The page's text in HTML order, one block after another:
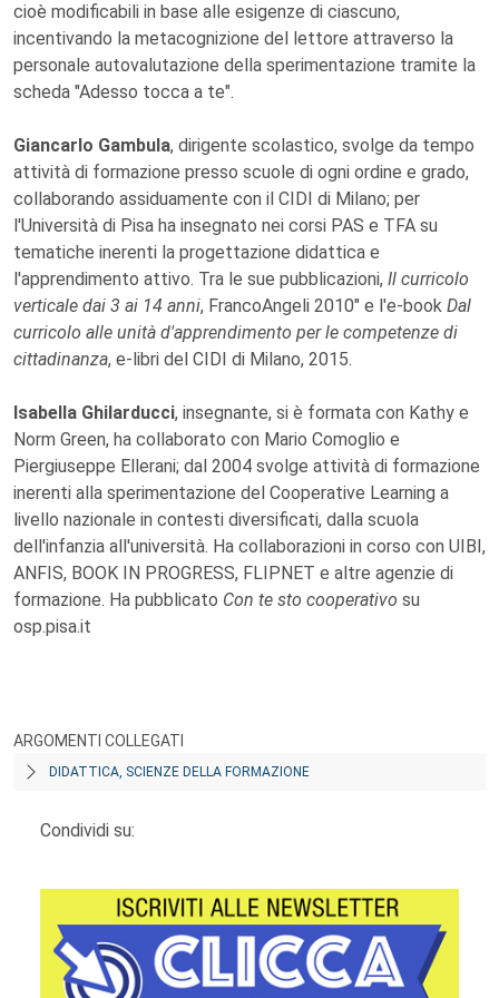
cioè modificabili in base alle esigenze di ciascuno,
incentivando la metacognizione del lettore attraverso la
personale autovalutazione della sperimentazione tramite la
scheda "Adesso tocca a te".
Giancarlo Gambula, dirigente scolastico, svolge da tempo
attività di formazione presso scuole di ogni ordine e grado,
collaborando assiduamente con il CIDI di Milano; per
l'Università di Pisa ha insegnato nei corsi PAS e TFA su
tematiche inerenti la progettazione didattica e
l'apprendimento attivo. Tra le sue pubblicazioni, Il curricolo
verticale dai 3 ai 14 anni, FrancoAngeli 2010" e l'e-book Dal
curricolo alle unità d'apprendimento per le competenze di
cittadinanza, e-libri del CIDI di Milano, 2015.
Isabella Ghilarducci, insegnante, si è formata con Kathy e
Norm Green, ha collaborato con Mario Comoglio e
Piergiuseppe Ellerani; dal 2004 svolge attività di formazione
inerenti alla sperimentazione del Cooperative Learning a
livello nazionale in contesti diversificati, dalla scuola
dell'infanzia all'università. Ha collaborazioni in corso con UIBI,
ANFIS, BOOK IN PROGRESS, FLIPNET e altre agenzie di
formazione. Ha pubblicato Con te sto cooperativo su
osp.pisa.it
ARGOMENTI COLLEGATI
DIDATTICA, SCIENZE DELLA FORMAZIONE
Condividi su: